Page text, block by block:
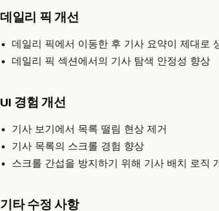
데일리 픽 개선
데일리 픽에서 이동한 후 기사 요약이 제대로
데일리 픽 섹션에서의 기사 탐색 안정성 향상
UI 경험 개선
기사 보기에서 목록 떨림 현상 제거
기사 목록의 스크롤 경험 향상
스크롤 간섭을 방지하기 위해 기사 배치 로직
기타 수정 사항